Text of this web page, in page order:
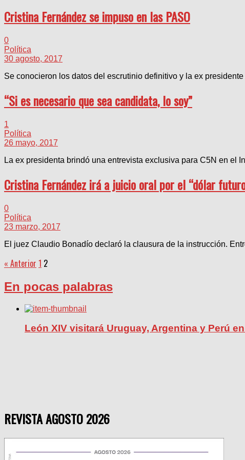
Cristina Fernández se impuso en las PASO
0
Política
30 agosto, 2017
Se conocieron los datos del escrutinio definitivo y la ex
“Si es necesario que sea candidata, lo soy”
1
Política
26 mayo, 2017
La ex presidenta brindó una entrevista exclusiva para C5N en el
Cristina Fernández irá a juicio oral por el “dólar
0
Política
23 marzo, 2017
El juez Claudio Bonadío declaró la clausura de la instrucción.
« Anterior 1 2
En pocas palabras
León XIV visitará Uruguay, Argentina y Perú
REVISTA AGOSTO 2026